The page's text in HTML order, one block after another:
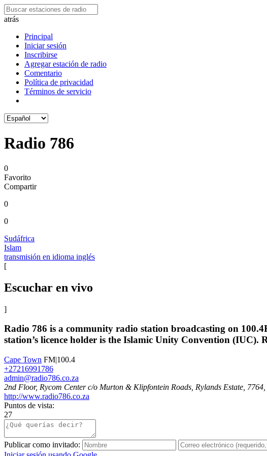
atrás
Principal
Iniciar sesión
Inscribirse
Agregar estación de radio
Comentario
Política de privacidad
Términos de servicio
Radio 786
0
Favorito
Compartir
0
0
Sudáfrica
Islam
transmisión en idioma inglés
[
Escuchar en vivo
]
Radio 786 is a community radio station broadcasting on
station’s licence holder is the Islamic Unity Convention
Cape Town FM|100.4
+27216991786
admin@radio786.co.za
2nd Floor, Rycom Center c/o Murton & Klipfontein Roads, Rylands Estate,
http://www.radio786.co.za
Puntos de vista:
27
Publicar como invitado: